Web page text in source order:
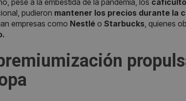
pudieron mantener los precios durante la
empresas como Nestlé o Starbucks , quienes